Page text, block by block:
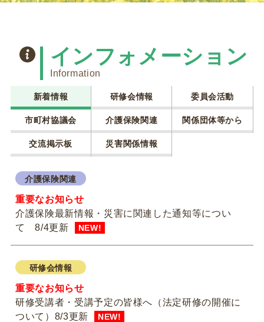
インフォメーション
Information
新着情報 研修会情報 委員会活動
市町村協議会 介護保険関連 関係団体等から
交流掲示板 災害関係情報
介護保険関連
重要なお知らせ
介護保険最新情報・災害に関連した通知等につい
て 8/4更新
NEW!
研修会情報
重要なお知らせ
研修受講者・受講予定の皆様へ（法定研修の開催に
ついて）8/3更新
NEW!